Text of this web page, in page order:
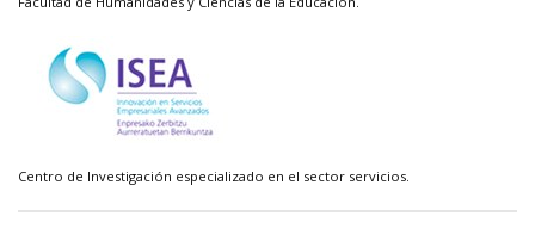
Centro de Investigación especializado en el sector servicios.